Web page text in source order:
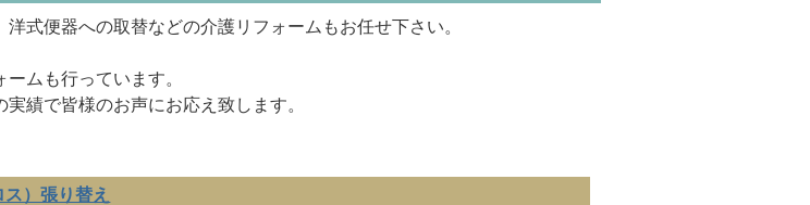
式便器への取替などの介護リフォームもお任せ下さい。
ムも行っています。
績で皆様のお声にお応え致します。
）張り替え